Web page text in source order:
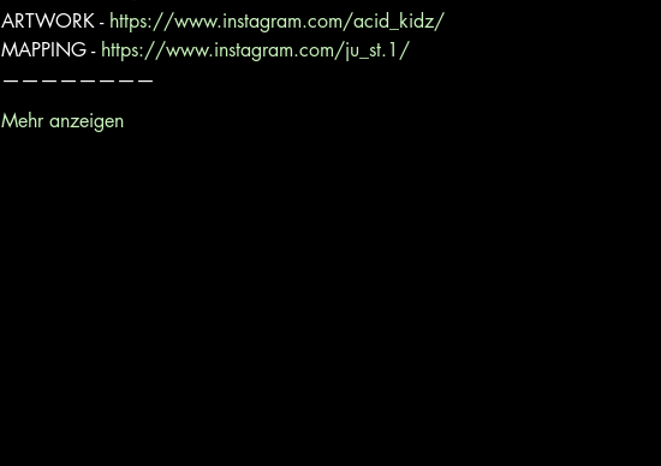
ARTWORK - https://www.instagram.com/acid_kidz/
MAPPING - https://www.instagram.com/ju_st.1/
————————
Mehr anzeigen